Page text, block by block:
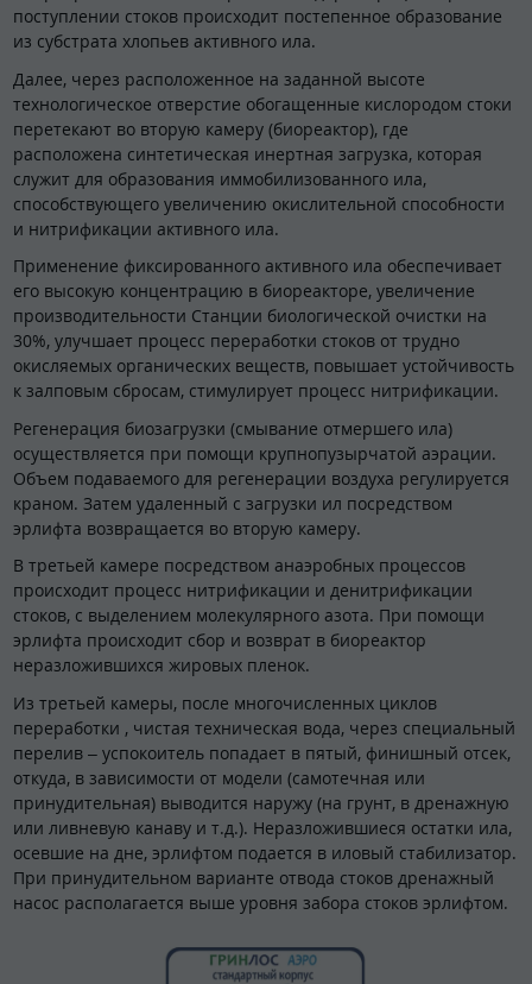
поступлении стоков происходит постепенное образование
из субстрата хлопьев активного ила.
Далее, через расположенное на заданной высоте
технологическое отверстие обогащенные кислородом стоки
перетекают во вторую камеру (биореактор), где
расположена синтетическая инертная загрузка, которая
служит для образования иммобилизованного ила,
способствующего увеличению окислительной способности
и нитрификации активного ила.
Применение фиксированного активного ила обеспечивает
его высокую концентрацию в биореакторе, увеличение
производительности Станции биологической очистки на
30%, улучшает процесс переработки стоков от трудно
окисляемых органических веществ, повышает устойчивость
к залповым сбросам, стимулирует процесс нитрификации.
Регенерация биозагрузки (смывание отмершего ила)
осуществляется при помощи крупнопузырчатой аэрации.
Объем подаваемого для регенерации воздуха регулируется
краном. Затем удаленный с загрузки ил посредством
эрлифта возвращается во вторую камеру.
В третьей камере посредством анаэробных процессов
происходит процесс нитрификации и денитрификации
стоков, с выделением молекулярного азота. При помощи
эрлифта происходит сбор и возврат в биореактор
неразложившихся жировых пленок.
Из третьей камеры, после многочисленных циклов
переработки , чистая техническая вода, через специальный
перелив – успокоитель попадает в пятый, финишный отсек,
откуда, в зависимости от модели (самотечная или
принудительная) выводится наружу (на грунт, в дренажную
или ливневую канаву и т.д.). Неразложившиеся остатки ила,
осевшие на дне, эрлифтом подается в иловый стабилизатор.
При принудительном варианте отвода стоков дренажный
насос располагается выше уровня забора стоков эрлифтом.